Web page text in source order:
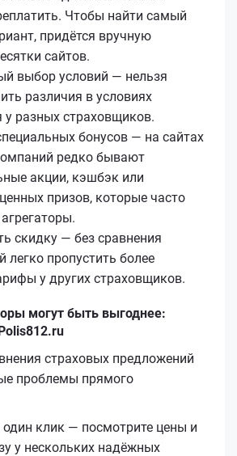
Чтобы найти самый
придётся вручную
сайтов.
выбор условий — нельзя
различия в условиях
у разных страховщиков.
бонусов — на сайтах
редко бывают
акции, кэшбэк или
призов, которые часто
скидку — без сравнения
легко пропустить более
у других страховщиков.
могут быть выгоднее:
страховых предложений
проблемы прямого
один клик — посмотрите цены и
у нескольких надёжных